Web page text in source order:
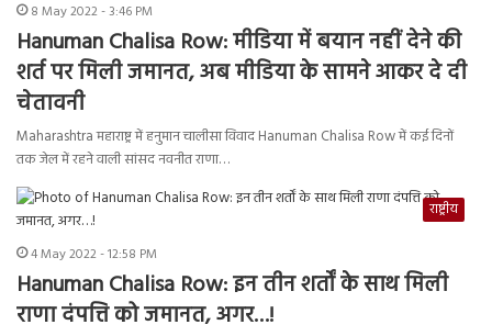
8 May 2022 - 3:46 PM
Hanuman Chalisa Row: मीडिया में बयान नहीं देने की
शर्त पर मिली जमानत, अब मीडिया के सामने आकर दे दी
चेतावनी
Maharashtra महाराष्ट्र में हनुमान चालीसा विवाद Hanuman Chalisa Row में कई दिनों
तक जेल में रहने वाली सांसद नवनीत राणा…
राष्ट्रीय
4 May 2022 - 12:58 PM
Hanuman Chalisa Row: इन तीन शर्तों के साथ मिली
राणा दंपत्ति को जमानत, अगर…!